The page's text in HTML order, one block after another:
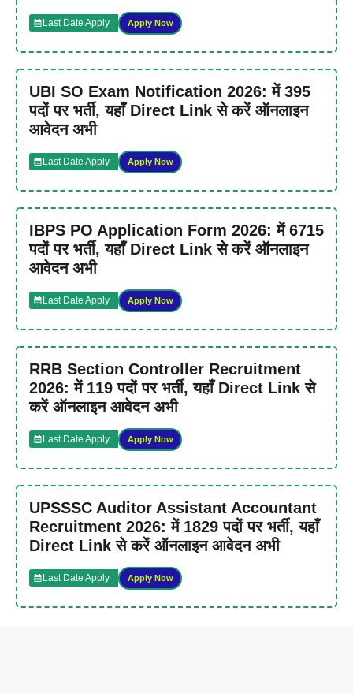
Last Date Apply : Apply Now
UBI SO Exam Notification 2026: में 395
पदों पर भर्ती, यहाँ Direct Link से करें ऑनलाइन
आवेदन अभी
Last Date Apply : Apply Now
IBPS PO Application Form 2026: में 6715
पदों पर भर्ती, यहाँ Direct Link से करें ऑनलाइन
आवेदन अभी
Last Date Apply : Apply Now
RRB Section Controller Recruitment
2026: में 119 पदों पर भर्ती, यहाँ Direct Link से
करें ऑनलाइन आवेदन अभी
Last Date Apply : Apply Now
UPSSSC Auditor Assistant Accountant
Recruitment 2026: में 1829 पदों पर भर्ती, यहाँ
Direct Link से करें ऑनलाइन आवेदन अभी
Last Date Apply : Apply Now